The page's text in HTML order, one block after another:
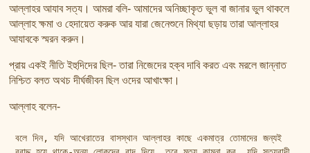
আল্লাহর আযাব সত্য। আমরা বলি- আমাদের অনিচ্ছাকৃত ভুল বা জানার ভুল থাকলে
আল্লাহ ক্ষমা ও হেদায়েত করুক আর যারা জেনেশুনে মিথ্যা ছড়ায় তারা আল্লাহর
আযাবকে স্মরন করুন।
প্রায় একই নীতি ইহুদিদের ছিল- তারা নিজেদের হক্ব দাবি করত এবং মরলে জান্নাত
নিশ্চিত বলত অথচ দীর্ঘজীবন ছিল ওদের আখাংক্ষা।
আল্লাহ বলেন-
বলে দিন, যদি আখেরাতের বাসস্থান আল্লাহর কাছে একমাত্র তোমাদের জন্যই